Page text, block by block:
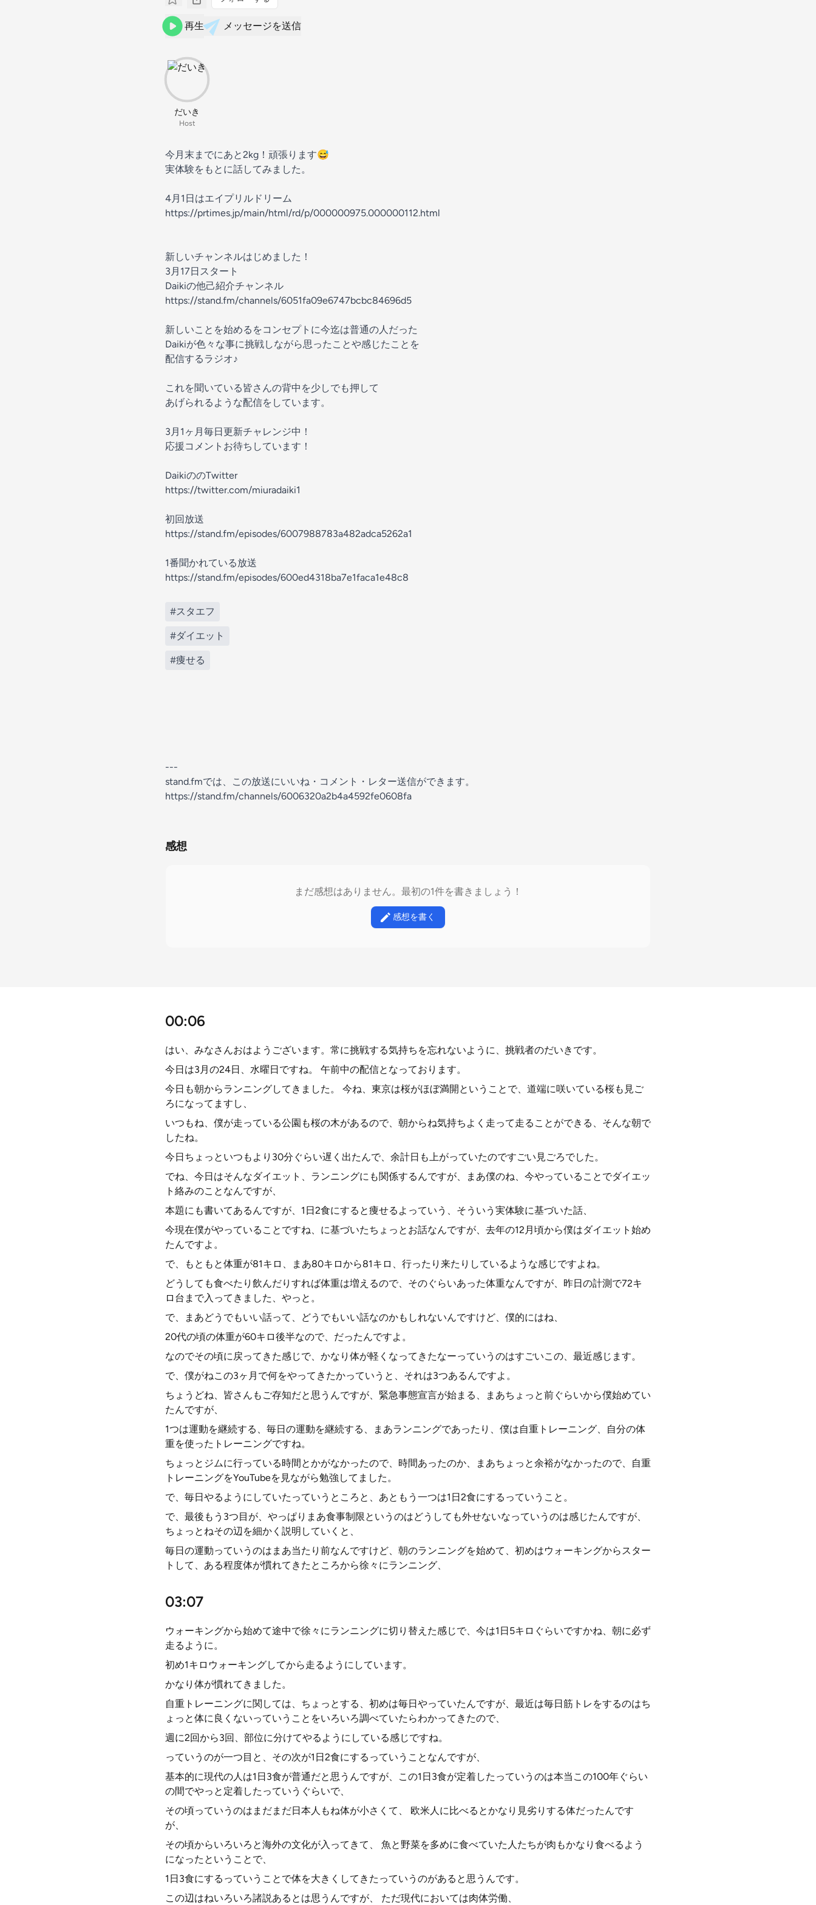
再生 メッセージを送信
だいき
Host
今月末までにあと2kg！頑張ります😅
実体験をもとに話してみました。
4月1日はエイプリルドリーム
https://prtimes.jp/main/html/rd/p/000000975.000000112.html
新しいチャンネルはじめました！
3月17日スタート
Daikiの他己紹介チャンネル
https://stand.fm/channels/6051fa09e6747bcbc84696d5
新しいことを始めるをコンセプトに今迄は普通の人だった
Daikiが色々な事に挑戦しながら思ったことや感じたことを
配信するラジオ♪
これを聞いている皆さんの背中を少しでも押して
あげられるような配信をしています。
3月1ヶ月毎日更新チャレンジ中！
応援コメントお待ちしています！
DaikiののTwitter
https://twitter.com/miuradaiki1
初回放送
https://stand.fm/episodes/6007988783a482adca5262a1
1番聞かれている放送
https://stand.fm/episodes/600ed4318ba7e1faca1e48c8
#スタエフ
#ダイエット
#痩せる
---
stand.fmでは、この放送にいいね・コメント・レター送信ができます。
https://stand.fm/channels/6006320a2b4a4592fe0608fa
感想
まだ感想はありません。最初の1件を書きましょう！
感想を書く
00:06
はい、みなさんおはようございます。常に挑戦する気持ちを忘れないように、挑戦者のだいきです。
今日は3月の24日、水曜日ですね。 午前中の配信となっております。
今日も朝からランニングしてきました。 今ね、東京は桜がほぼ満開ということで、道端に咲いている桜も見ご
ろになってますし、
いつもね、僕が走っている公園も桜の木があるので、朝からね気持ちよく走って走ることができる、そんな朝で
したね。
今日ちょっといつもより30分ぐらい遅く出たんで、余計日も上がっていたのですごい見ごろでした。
でね、今日はそんなダイエット、ランニングにも関係するんですが、まあ僕のね、今やっていることでダイエッ
ト絡みのことなんですが、
本題にも書いてあるんですが、1日2食にすると痩せるよっていう、そういう実体験に基づいた話、
今現在僕がやっていることですね、に基づいたちょっとお話なんですが、去年の12月頃から僕はダイエット始め
たんですよ。
で、もともと体重が81キロ、まあ80キロから81キロ、行ったり来たりしているような感じですよね。
どうしても食べたり飲んだりすれば体重は増えるので、そのぐらいあった体重なんですが、昨日の計測で72キ
ロ台まで入ってきました、やっと。
で、まあどうでもいい話って、どうでもいい話なのかもしれないんですけど、僕的にはね、
20代の頃の体重が60キロ後半なので、だったんですよ。
なのでその頃に戻ってきた感じで、かなり体が軽くなってきたなーっていうのはすごいこの、最近感じます。
で、僕がねこの3ヶ月で何をやってきたかっていうと、それは3つあるんですよ。
ちょうどね、皆さんもご存知だと思うんですが、緊急事態宣言が始まる、まあちょっと前ぐらいから僕始めてい
たんですが、
1つは運動を継続する、毎日の運動を継続する、まあランニングであったり、僕は自重トレーニング、自分の体
重を使ったトレーニングですね。
ちょっとジムに行っている時間とかがなかったので、時間あったのか、まあちょっと余裕がなかったので、自重
トレーニングをYouTubeを見ながら勉強してました。
で、毎日やるようにしていたっていうところと、あともう一つは1日2食にするっていうこと。
で、最後もう3つ目が、やっぱりまあ食事制限というのはどうしても外せないなっていうのは感じたんですが、
ちょっとねその辺を細かく説明していくと、
毎日の運動っていうのはまあ当たり前なんですけど、朝のランニングを始めて、初めはウォーキングからスター
トして、ある程度体が慣れてきたところから徐々にランニング、
03:07
ウォーキングから始めて途中で徐々にランニングに切り替えた感じで、今は1日5キロぐらいですかね、朝に必ず
走るように。
初め1キロウォーキングしてから走るようにしています。
かなり体が慣れてきました。
自重トレーニングに関しては、ちょっとする、初めは毎日やっていたんですが、最近は毎日筋トレをするのはち
ょっと体に良くないっていうことをいろいろ調べていたらわかってきたので、
週に2回から3回、部位に分けてやるようにしている感じですね。
っていうのが一つ目と、その次が1日2食にするっていうことなんですが、
基本的に現代の人は1日3食が普通だと思うんですが、この1日3食が定着したっていうのは本当この100年ぐらい
の間でやっと定着したっていうぐらいで、
その頃っていうのはまだまだ日本人もね体が小さくて、 欧米人に比べるとかなり見劣りする体だったんです
が、
その頃からいろいろと海外の文化が入ってきて、 魚と野菜を多めに食べていた人たちが肉もかなり食べるよう
になったということで、
1日3食にするっていうことで体を大きくしてきたっていうのがあると思うんです。
この辺はねいろいろ諸説あるとは思うんですが、 ただ現代においては肉体労働、